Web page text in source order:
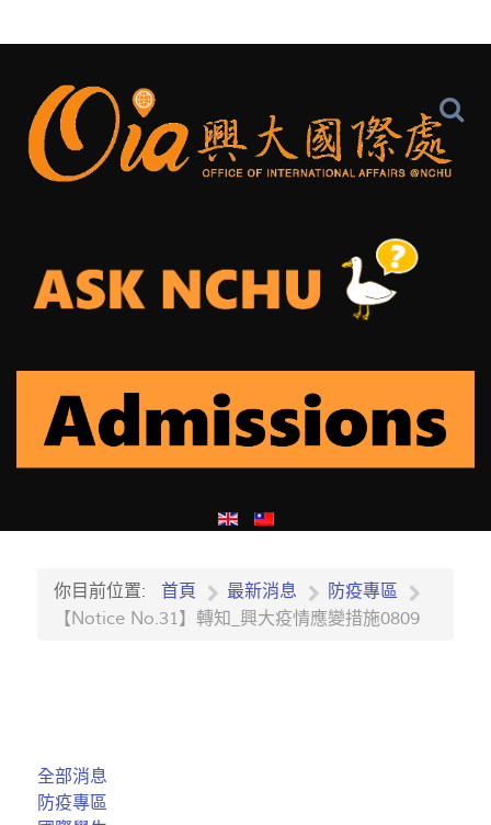
你目前位置: 首頁 最新消息
防疫專區
【Notice No.31】轉知_興大疫情應變措施0809
全部消息
防疫專區